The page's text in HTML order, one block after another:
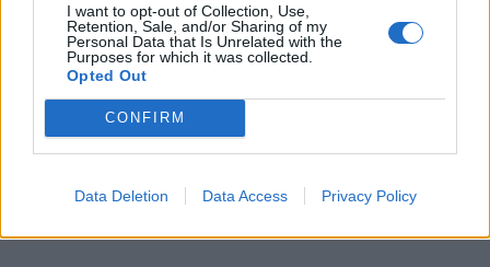
I want to opt-out of Collection, Use,
Retention, Sale, and/or Sharing of my
Personal Data that Is Unrelated with the
Purposes for which it was collected.
Opted Out
CONFIRM
Data Deletion Data Access Privacy Policy